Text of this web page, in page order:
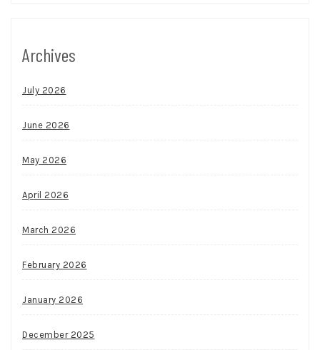
Archives
July 2026
June 2026
May 2026
April 2026
March 2026
February 2026
January 2026
December 2025